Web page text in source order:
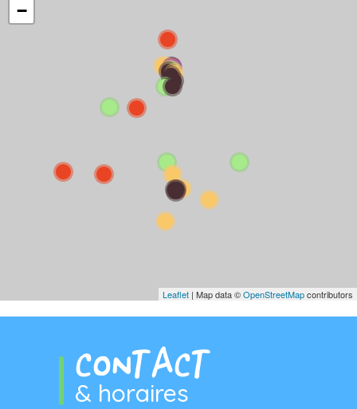
−
Leaflet | Map data ©OpenStreetMapcontributors
CONTACT
& horaires